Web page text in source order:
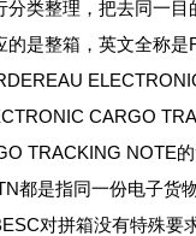
分类整理，把去同一
的是整箱，英文全称是
CARGO
TRACKING NOTE
都是指同一份电子货
对拼箱没有特殊要